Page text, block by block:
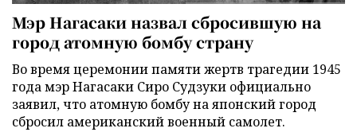
Мэр Нагасаки назвал сбросившую на
город атомную бомбу страну
Во время церемонии памяти жертв трагедии 1945
года мэр Нагасаки Сиро Судзуки официально
заявил, что атомную бомбу на японский город
сбросил американский военный самолет.